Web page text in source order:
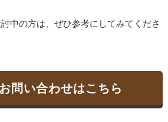
中の方は、ぜひ参考にしてみてくださ
問い合わせはこちら